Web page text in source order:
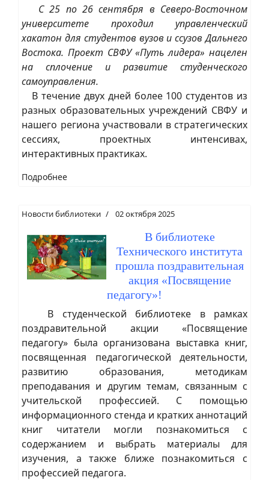
С 25 по 26 сентября в Северо-Восточном
университете проходил управленческий
хакатон для студентов вузов и ссузов Дальнего
Востока. Проект СВФУ «Путь лидера» нацелен
на сплочение и развитие студенческого
самоуправления.
В течение двух дней более 100 студентов из
разных образовательных учреждений СВФУ и
нашего региона участвовали в стратегических
сессиях, проектных интенсивах,
интерактивных практиках.
Подробнее
Новости библиотеки 02 октября 2025
В библиотеке
Технического института
прошла поздравительная
акция «Посвящение
педагогу»!
В студенческой библиотеке в рамках
поздравительной акции «Посвящение
педагогу» была организована выставка книг,
посвященная педагогической деятельности,
развитию образования, методикам
преподавания и другим темам, связанным с
учительской профессией. С помощью
информационного стенда и кратких аннотаций
книг читатели могли познакомиться с
содержанием и выбрать материалы для
изучения, а также ближе познакомиться с
профессией педагога.